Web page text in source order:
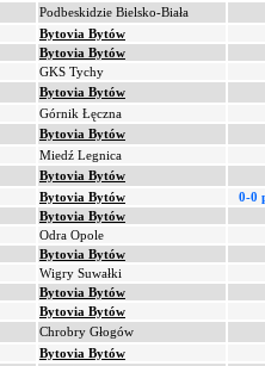
Podbeskidzie Bielsko-Biała
Bytovia Bytów
Bytovia Bytów
GKS Tychy
Bytovia Bytów
Górnik Łęczna
Bytovia Bytów
Miedź Legnica
Bytovia Bytów
Bytovia Bytów
0-0
Bytovia Bytów
Odra Opole
Bytovia Bytów
Wigry Suwałki
Bytovia Bytów
Bytovia Bytów
Chrobry Głogów
Bytovia Bytów